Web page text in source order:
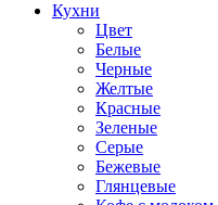
Кухни
Цвет
Белые
Черные
Желтые
Красные
Зеленые
Серые
Бежевые
Глянцевые